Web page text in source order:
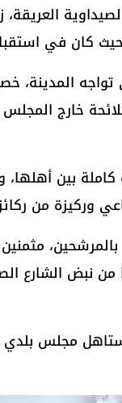
كان في
تواجه المدينة،
خارج
بين
وركيزة من
من نبض الشارع
مجلس